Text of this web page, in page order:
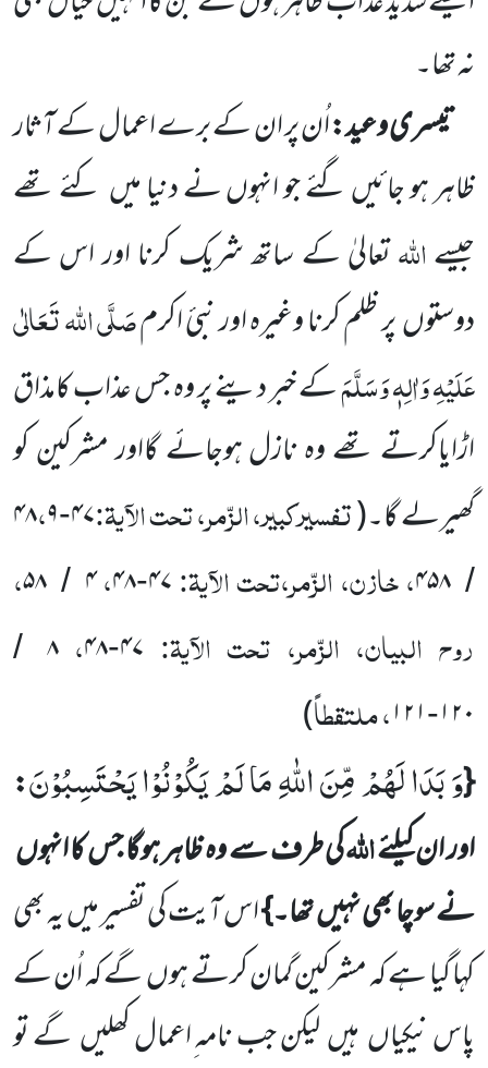
نہ تھا۔
تیسری وعید:اُن پر ان کے برے اعمال کے آثار
ظاہر ہو جائیں گئے جو انہوں نے دنیا میں کئے تھے
جیسےاللہتعالیٰ کے ساتھ شریک کرنا اور اس کے
دوستوںپر ظلم کرنا وغیرہ اور نبیٔ اکرمصَلَّی اللہ تَعَالٰی
عَلَیْہِ وَاٰلِہٖ وَسَلَّمَکے خبر دینے پر وہ جس عذاب کامذاق
اڑایاکرتے تھے وہ نازل ہوجائے گااور مشرکین کو
گھیرلے گا۔(تفسیرکبیر، الزّمر، تحت الآیۃ:۴۷- ۴۸،۹
/ ۴۵۸، خازن، الزّمر،تحت الآیۃ:۴۷-۴۸،۴ / ۵۸،
روح البیان، الزّمر، تحت الآیۃ: ۴۷-۴۸،۸ /
۱۲۰-۱۲۱، ملتقطاً)
{وَ بَدَا لَهُمْ مِّنَ اللّٰهِ مَا لَمْ یَكُوْنُوْا یَحْتَسِبُوْنَ:
اور ان کیلئےاللہکی طرف سے وہ ظاہر ہوگا جس کا انہوں
نے سوچا بھی نہیںتھا۔}اس آیت کی تفسیر میںیہ بھی
کہا گیا ہے کہ مشرکین گمان کرتے ہوںگے کہ اُن کے
پاس نیکیاںہیںلیکن جب نامہ ِاعمال کھلیںگے تو